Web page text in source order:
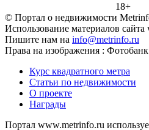
18+
© Портал о недвижимости
Использование материалов
Пишите нам на info@metrinfo.ru
Права на изображения :
Курс квадратного метра
Статьи по недвижимости
О проекте
Награды
Портал www.metrinfo.ru